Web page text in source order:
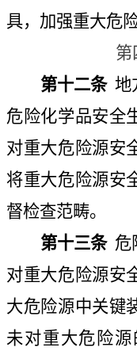
具，加强重大危
第
第十二条 地
危险化学品安全
对重大危险源安
将重大危险源安
督检查范畴。
第十三条 危
对重大危险源安
大危险源中关键
未对重大危险